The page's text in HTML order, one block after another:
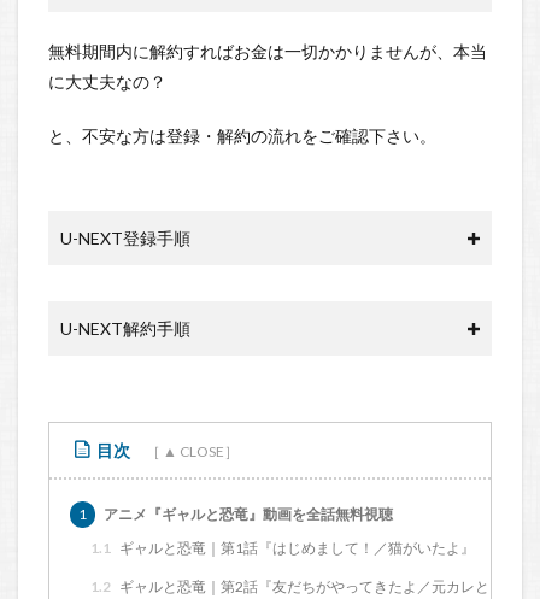
無料期間内に解約すればお金は一切かかりませんが、本当
に大丈夫なの？
と、不安な方は登録・解約の流れをご確認下さい。
U-NEXT登録手順
U-NEXT解約手順
目次
1
アニメ『ギャルと恐竜』動画を全話無料視聴
1.1 ギャルと恐竜｜第1話『はじめまして！／猫がいたよ』
1.2 ギャルと恐竜｜第2話『友だちがやってきたよ／元カレと